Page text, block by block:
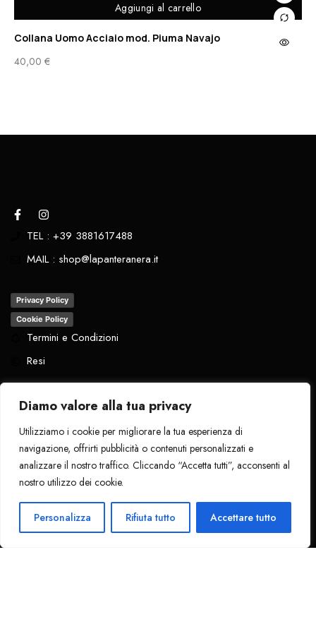
Diamo valore alla tua privacy
Utilizziamo i cookie per migliorare la tua esperienza di
navigazione, offrirti pubblicità o contenuti personalizzati e
analizzare il nostro traffico. Cliccando “Accetta tutti”, acconsenti al
nostro utilizzo dei cookie.
Personalizza Rifiuta tutto Accettare tutto
Aggiungi al carrello
Collana Uomo Acciaio mod. Piuma Navajo
40,00 €
TEL : +39 3881617488
MAIL : shop@lapanteranera.it
Privacy Policy
Cookie Policy
Termini e Condizioni
Resi
Tutti i diritti riservati . 2024 - La Pantera
Nera